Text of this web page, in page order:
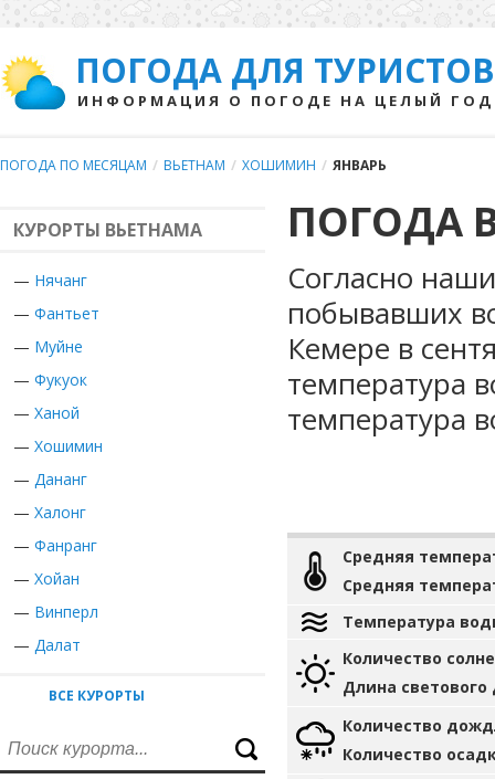
ПОГОДА ДЛЯ ТУРИСТОВ
ИНФОРМАЦИЯ О ПОГОДЕ НА ЦЕЛЫЙ ГОД
ПОГОДА ПО МЕСЯЦАМ / ВЬЕТНАМ / ХОШИМИН / ЯНВАРЬ
КУРОРТЫ ВЬЕТНАМА
— Нячанг
— Фантьет
— Муйне
— Фукуок
— Ханой
— Хошимин
— Дананг
— Халонг
— Фанранг
— Хойан
— Винперл
— Далат
ВСЕ КУРОРТЫ
ПОГОДА
Согласно
побывавших
Кемере в
температура
температура
Средняя
Средняя
Температура
Количество
Длина светового
Количество
Количество